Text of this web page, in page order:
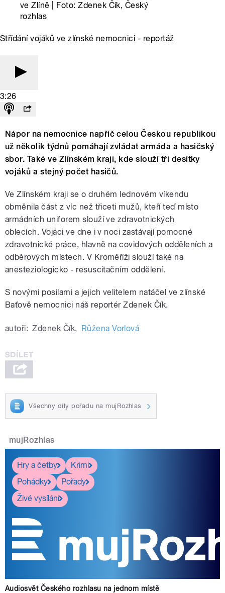
ve Zlíně | Foto: Zdenek Čík, Český
rozhlas
Střídání vojáků ve zlínské nemocnici - reportáž
3:26
Nápor na nemocnice napříč celou Českou republikou
už několik týdnů pomáhají zvládat armáda a hasičský
sbor. Také ve Zlínském kraji, kde slouží tři desítky
vojáků a stejný počet hasičů.
Ve Zlínském kraji se o druhém lednovém víkendu
obměnila část z víc než třiceti mužů, kteří teď místo
armádních uniforem slouží ve zdravotnických
oblecích. Vojáci ve dne i v noci zastávají pomocné
zdravotnické práce, hlavně na covidových odděleních a
odběrových místech. V Kroměříži slouží také na
anesteziologicko - resuscitačním oddělení.
S novými posilami a jejich velitelem natáčel ve zlínské
Baťově nemocnici náš reportér Zdenek Čík.
autoři: Zdenek Čík, Růžena Vorlová
Všechny díly pořadu na mujRozhlas
mujRozhlas
Hry a četby
Krimi
Pohádky
Pořady
Živé vysílání
Audiosvět Českého rozhlasu na jednom místě